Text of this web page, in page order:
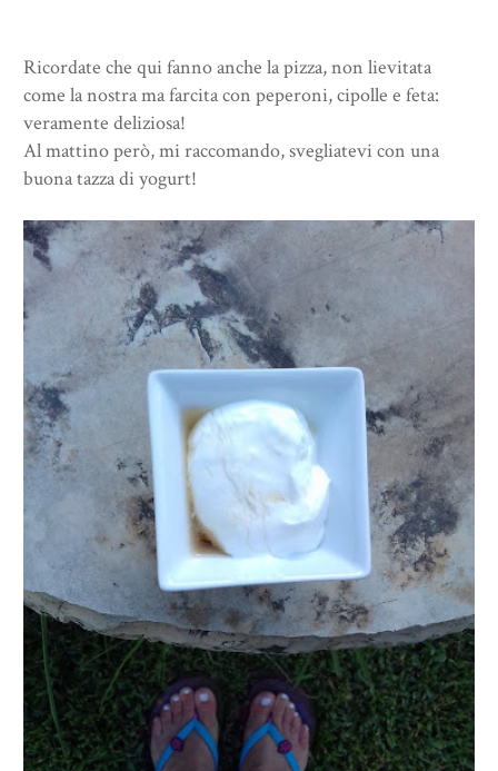
Ricordate che qui fanno anche la pizza, non lievitata
come la nostra ma farcita con peperoni, cipolle e feta:
veramente deliziosa!
Al mattino però, mi raccomando, svegliatevi con una
buona tazza di yogurt!